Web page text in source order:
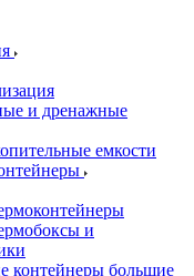
и дренажные
емкости
и
контейнеры большие